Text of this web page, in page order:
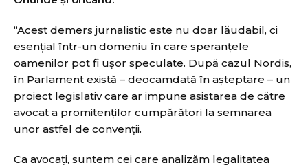
“Acest demers jurnalistic este nu doar lăudabil, ci
esențial într-un domeniu în care speranțele
oamenilor pot fi ușor speculate. După cazul Nordis,
în Parlament există – deocamdată în așteptare – un
proiect legislativ care ar impune asistarea de către
avocat a promitenților cumpărători la semnarea
unor astfel de convenții.
Ca avocați, suntem cei care analizăm legalitatea